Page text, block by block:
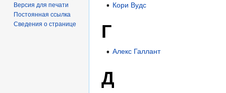
Кори Вудс
Г
Алекс Галлант
Д
Версия для печати
Постоянная ссылка
Сведения о странице